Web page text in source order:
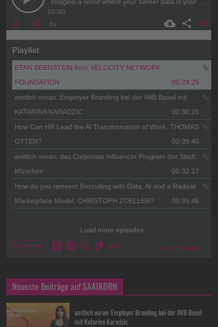
Neueste Beiträge auf SAATKORN
amtlich voran: Employer Branding bei der IWB Basel
mit Katarina Karadzic